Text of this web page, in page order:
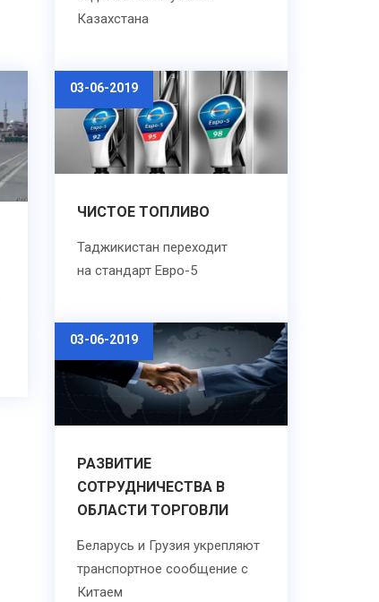
Казахстана
03-06-2019
ЧИСТОЕ ТОПЛИВО
Таджикистан переходит
на стандарт Евро-5
03-06-2019
РАЗВИТИЕ
СОТРУДНИЧЕСТВА В
ОБЛАСТИ ТОРГОВЛИ
Беларусь и Грузия укрепляют
транспортное сообщение с
Китаем